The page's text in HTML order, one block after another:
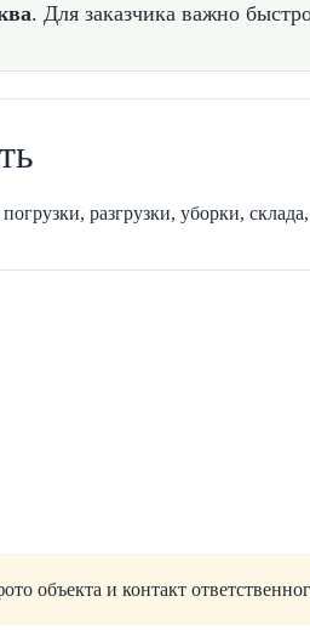
. Для заказчика важно
разгрузки, уборки,
объекта и контакт